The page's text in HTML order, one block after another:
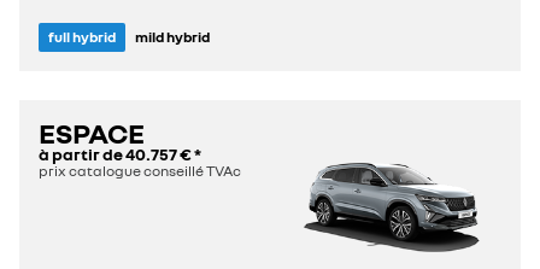
full hybrid mild hybrid
ESPACE
à partir de40.757 €*
prix catalogue conseillé TVAc